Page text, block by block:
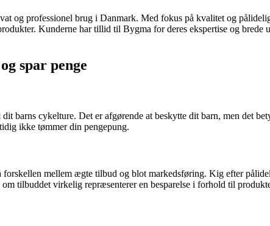
og professionel brug i Danmark. Med fokus på kvalitet og
Kunderne har tillid til Bygma for deres ekspertise og
spar penge
barns cykelture. Det er afgørende at beskytte dit barn, men det
ikke tømmer din pengepung.
mellem ægte tilbud og blot markedsføring. Kig efter
tilbuddet virkelig repræsenterer en besparelse i forhold til